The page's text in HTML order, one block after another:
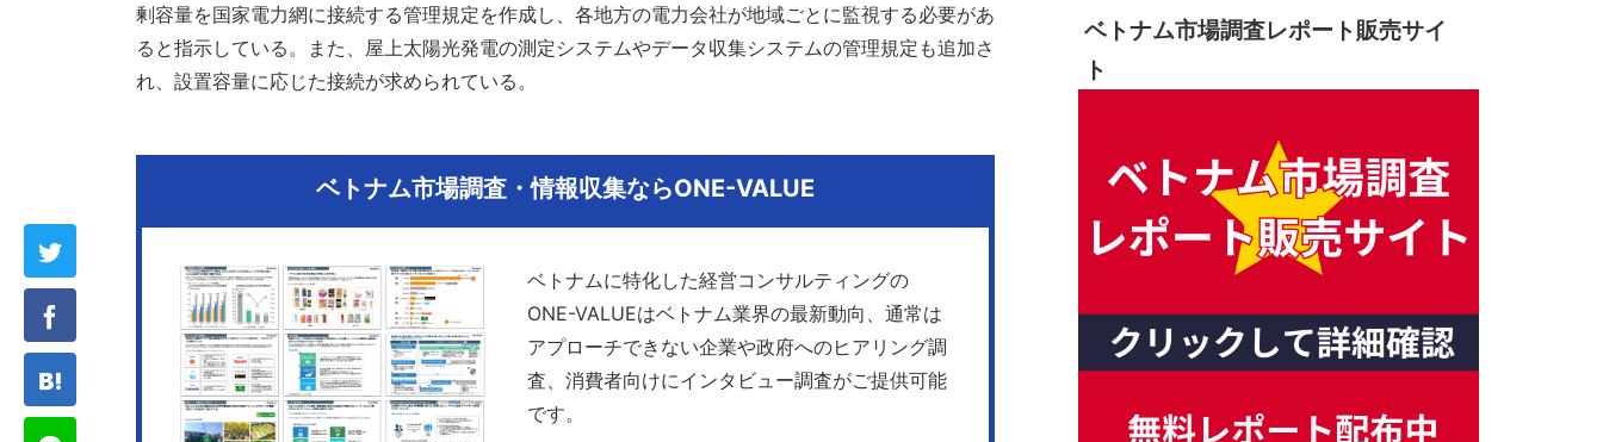
剰容量を国家電力網に接続する管理規定を作成し、各地方の電力会社が地域ごとに監視する必要があ
ると指示している。また、屋上太陽光発電の測定システムやデータ収集システムの管理規定も追加さ
れ、設置容量に応じた接続が求められている。
ベトナム市場調査・情報収集ならONE-VALUE
ベトナムに特化した経営コンサルティングの
ONE-VALUEはベトナム業界の最新動向、通常は
アプローチできない企業や政府へのヒアリング調
査、消費者向けにインタビュー調査がご提供可能
です。
ベトナム市場調査レポート販売サイ
ト